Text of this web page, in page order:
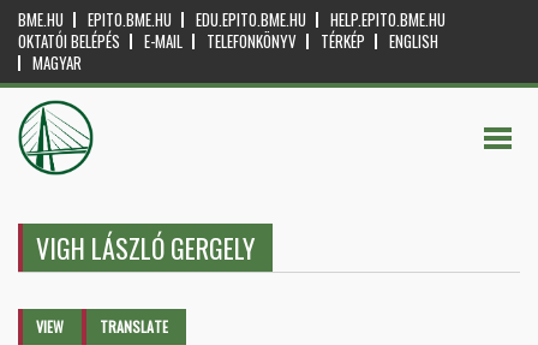
BME.HU EPITO.BME.HU EDU.EPITO.BME.HU
HELP.EPITO.BME.HU
OKTATÓI BELÉPÉS
E-MAIL TELEFONKÖNYV TÉRKÉP
ENGLISH
MAGYAR
VIGH LÁSZLÓ GERGELY
Primary tabs
VIEW (ACTIVETRANSLATE